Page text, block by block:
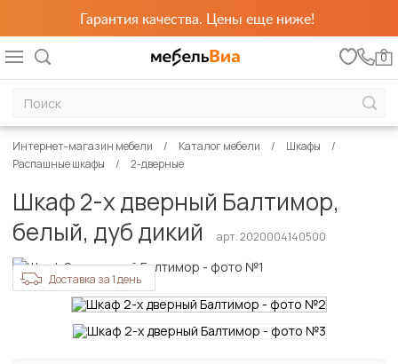
Гарантия качества. Цены еще ниже!
0
Интернет-магазин мебели Каталог мебели
Шкафы
Распашные шкафы
2-дверные
Шкаф 2-х дверный Балтимор,
белый, дуб дикий
арт. 2020004140500
Доставка за 1 день